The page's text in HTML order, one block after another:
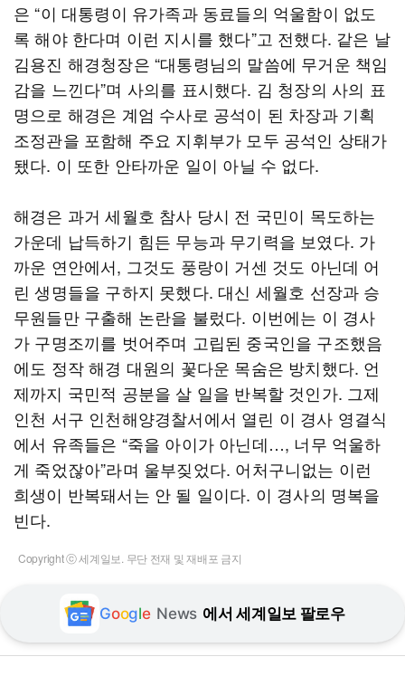
은 “이 대통령이 유가족과 동료들의 억울함이 없도
록 해야 한다며 이런 지시를 했다”고 전했다. 같은 날
김용진 해경청장은 “대통령님의 말씀에 무거운 책임
감을 느낀다”며 사의를 표시했다. 김 청장의 사의 표
명으로 해경은 계엄 수사로 공석이 된 차장과 기획
조정관을 포함해 주요 지휘부가 모두 공석인 상태가
됐다. 이 또한 안타까운 일이 아닐 수 없다.
해경은 과거 세월호 참사 당시 전 국민이 목도하는
가운데 납득하기 힘든 무능과 무기력을 보였다. 가
까운 연안에서, 그것도 풍랑이 거센 것도 아닌데 어
린 생명들을 구하지 못했다. 대신 세월호 선장과 승
무원들만 구출해 논란을 불렀다. 이번에는 이 경사
가 구명조끼를 벗어주며 고립된 중국인을 구조했음
에도 정작 해경 대원의 꽃다운 목숨은 방치했다. 언
제까지 국민적 공분을 살 일을 반복할 것인가. 그제
인천 서구 인천해양경찰서에서 열린 이 경사 영결식
에서 유족들은 “죽을 아이가 아닌데…, 너무 억울하
게 죽었잖아”라며 울부짖었다. 어처구니없는 이런
희생이 반복돼서는 안 될 일이다. 이 경사의 명복을
빈다.
Copyright ⓒ 세계일보. 무단 전재 및 재배포 금지
Google News 에서 세계일보 팔로우